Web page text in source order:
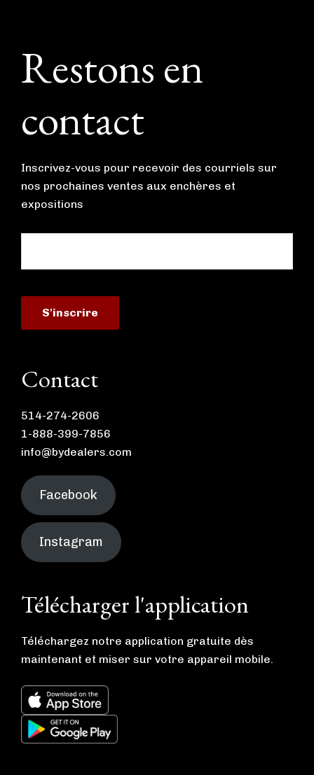
Footer
Restons en
contact
Inscrivez-vous pour recevoir des courriels sur
nos prochaines ventes aux enchères et
expositions
Contact
514-274-2606
1-888-399-7856
info@bydealers.com
Facebook
Instagram
Télécharger l'application
Téléchargez notre application gratuite dès
maintenant et miser sur votre appareil mobile.